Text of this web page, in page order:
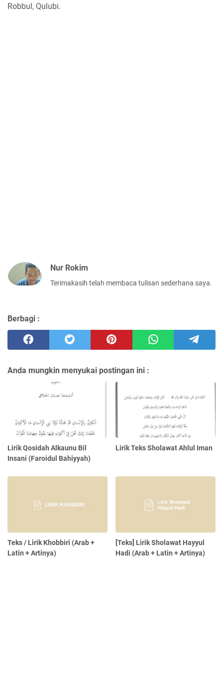
Robbul, Qulubi.
Nur Rokim
Terimakasih telah membaca tulisan sederhana saya.
Berbagi :
Anda mungkin menyukai postingan ini :
Lirik Qosidah Alkaunu Bil
Insani (Faroidul Bahiyyah)
Lirik Teks Sholawat Ahlul Iman
Teks / Lirik Khobbiri (Arab +
Latin + Artinya)
[Teks] Lirik Sholawat Hayyul
Hadi (Arab + Latin + Artinya)